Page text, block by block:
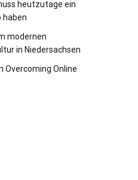
heutzutage ein
haben
modernen
in Niedersachsen
Overcoming Online